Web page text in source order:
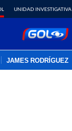
UNIDAD INVESTIGATIVA
JAMES RODRÍGUEZ